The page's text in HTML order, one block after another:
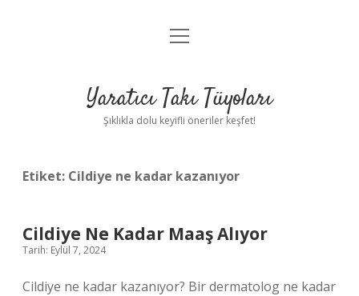
Anasayfa
Yasal Uyarı
menüyü
Yaratıcı Takı Tüyoları
Şıklıkla dolu keyifli öneriler keşfet!
Etiket: Cildiye ne kadar kazanıyor
Cildiye Ne Kadar Maaş Alıyor
Tarih: Eylül 7, 2024
Cildiye ne kadar kazanıyor? Bir dermatolog ne kadar